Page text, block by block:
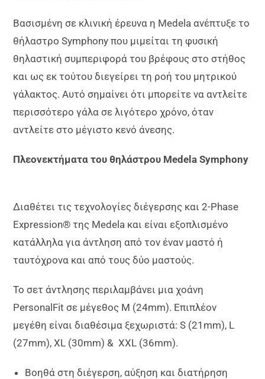
Βασισμένη σε κλινική έρευνα η Medela ανέπτυξε το
θήλαστρο Symphony που μιμείται τη φυσική
θηλαστική συμπεριφορά του βρέφους στο στήθος
και ως εκ τούτου διεγείρει τη ροή του μητρικού
γάλακτος. Αυτό σημαίνει ότι μπορείτε να αντλείτε
περισσότερο γάλα σε λιγότερο χρόνο, όταν
αντλείτε στο μέγιστο κενό άνεσης.
Πλεονεκτήματα του θηλάστρου MedelaSymphony
Διαθέτει τις τεχνολογίες διέγερσης και 2-Phase
Expression® της Medela και είναι εξοπλισμένο
κατάλληλα για άντληση από τον έναν μαστό ή
ταυτόχρονα και από τους δύο μαστούς.
Το σετ άντλησης περιλαμβάνει μια χοάνη
PersonalFit σε μέγεθος M (24mm). Επιπλέον
μεγέθη είναι διαθέσιμα ξεχωριστά: S (21mm), L
(27mm), XL (30mm) & XXL (36mm).
Βοηθά στη διέγερση, αύξηση και διατήρηση